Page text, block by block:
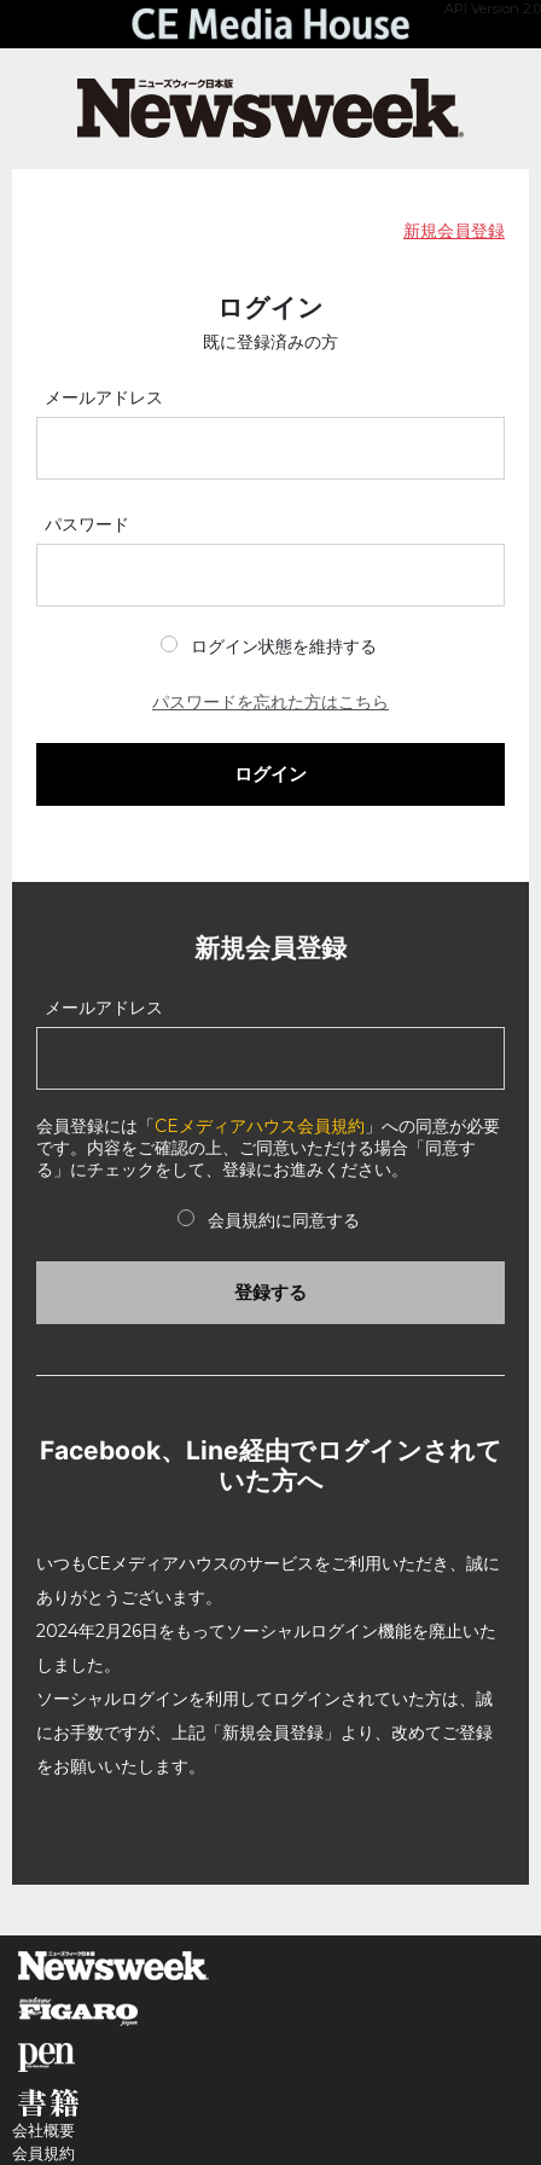
API Version 2.0
新規会員登録
ログイン
既に登録済みの方
メールアドレス
パスワード
ログイン状態を維持する
パスワードを忘れた方はこちら
ログイン
新規会員登録
メールアドレス
会員登録には「CEメディアハウス会員規約 」への同意が必要
です。内容をご確認の上、ご同意いただける場合「同意す
る」にチェックをして、登録にお進みください。
会員規約に同意する
登録する
Facebook、Line経由でログインされて
いた方へ
いつもCEメディアハウスのサービスをご利用いただき、誠に
ありがとうございます。
2024年2月26日をもってソーシャルログイン機能を廃止いた
しました。
ソーシャルログインを利用してログインされていた方は、誠
にお手数ですが、上記「新規会員登録」より、改めてご登録
をお願いいたします。
会社概要
会員規約